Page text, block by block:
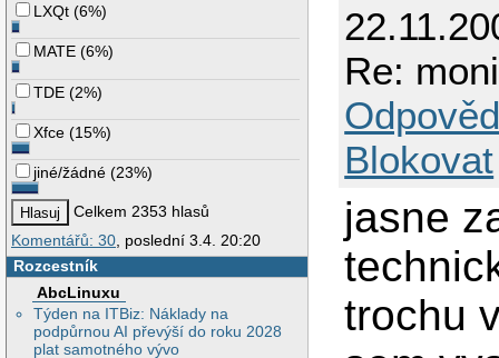
LXQt (6%)
MATE (6%)
TDE (2%)
Xfce (15%)
jiné/žádné (23%)
Celkem 2353 hlasů
Komentářů: 30 , poslední 3.4. 20:20
Rozcestník
AbcLinuxu
Týden na ITBiz: Náklady na
podpůrnou AI převýší do roku 2028
plat samotného vývo
Re:
Blokovat
jasne
trochu